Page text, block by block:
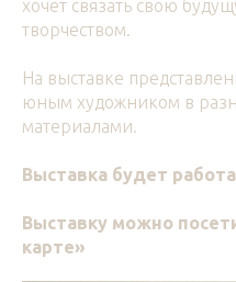
хочет связать свою
творчеством.
На выставке
юным художником в
материалами.
Выставка будет
Выставку можно
карте»